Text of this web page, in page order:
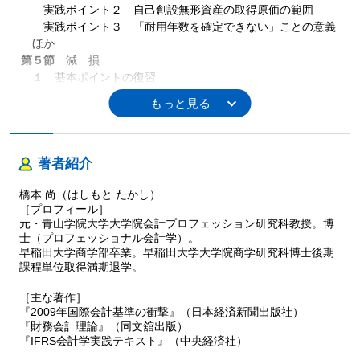
実践ポイント２ 自己創設無形資産の取得原価の範囲
実践ポイント３ 「耐用年数を確定できない」ことの意義
……ほか
第５節減 損
１ 基本ポイントの復習
２ 実践ポイントの検討
実践ポイント１ 資金生成単位の識別
実践ポイント３ 減損損失の戻入れ ……ほか
１ 基本ポイントの復習
２ 実践ポイントの検討
実践ポイント１ 売却目的保有に分類するための要件
第７節 リース
１ 基本ポイントの復習
実践ポイント１ 特定の契約がリースに該当するかどうかの
判定
実践ポイント２ 契約の実質に基づくリースの分類
実践ポイント３ リース契約後に状況変化が生じた場合の取
著者紹介
橋本 尚（はしもと たかし）
［プロフィール］
元・青山学院大学大学院会計プロフェッション研究科教授。博
士（プロフェッショナル会計学）。
早稲田大学商学部卒業。早稲田大学大学院商学研究科博士後期
課程単位取得満期退学。
［主な著作］
『2009年国際会計基準の衝撃』（日本経済新聞出版社）
『財務会計理論』（同文舘出版）
『IFRS会計学実践テキスト』（中央経済社）